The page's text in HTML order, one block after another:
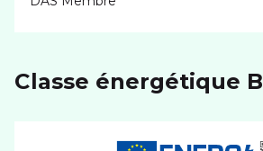
Classe énergétique B